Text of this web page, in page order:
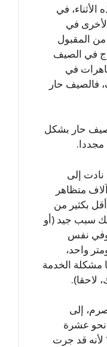
في
في
المقبول
في الصيف
في
فالصيف حار
2012، وهو صيف حار بشكل
نادت إلى
متظاهر
بكثير من
سبب جيد (أو
نفس
واحد،
الخدمة
لاحقا).
إلى
نحو عشرة
قد جرت